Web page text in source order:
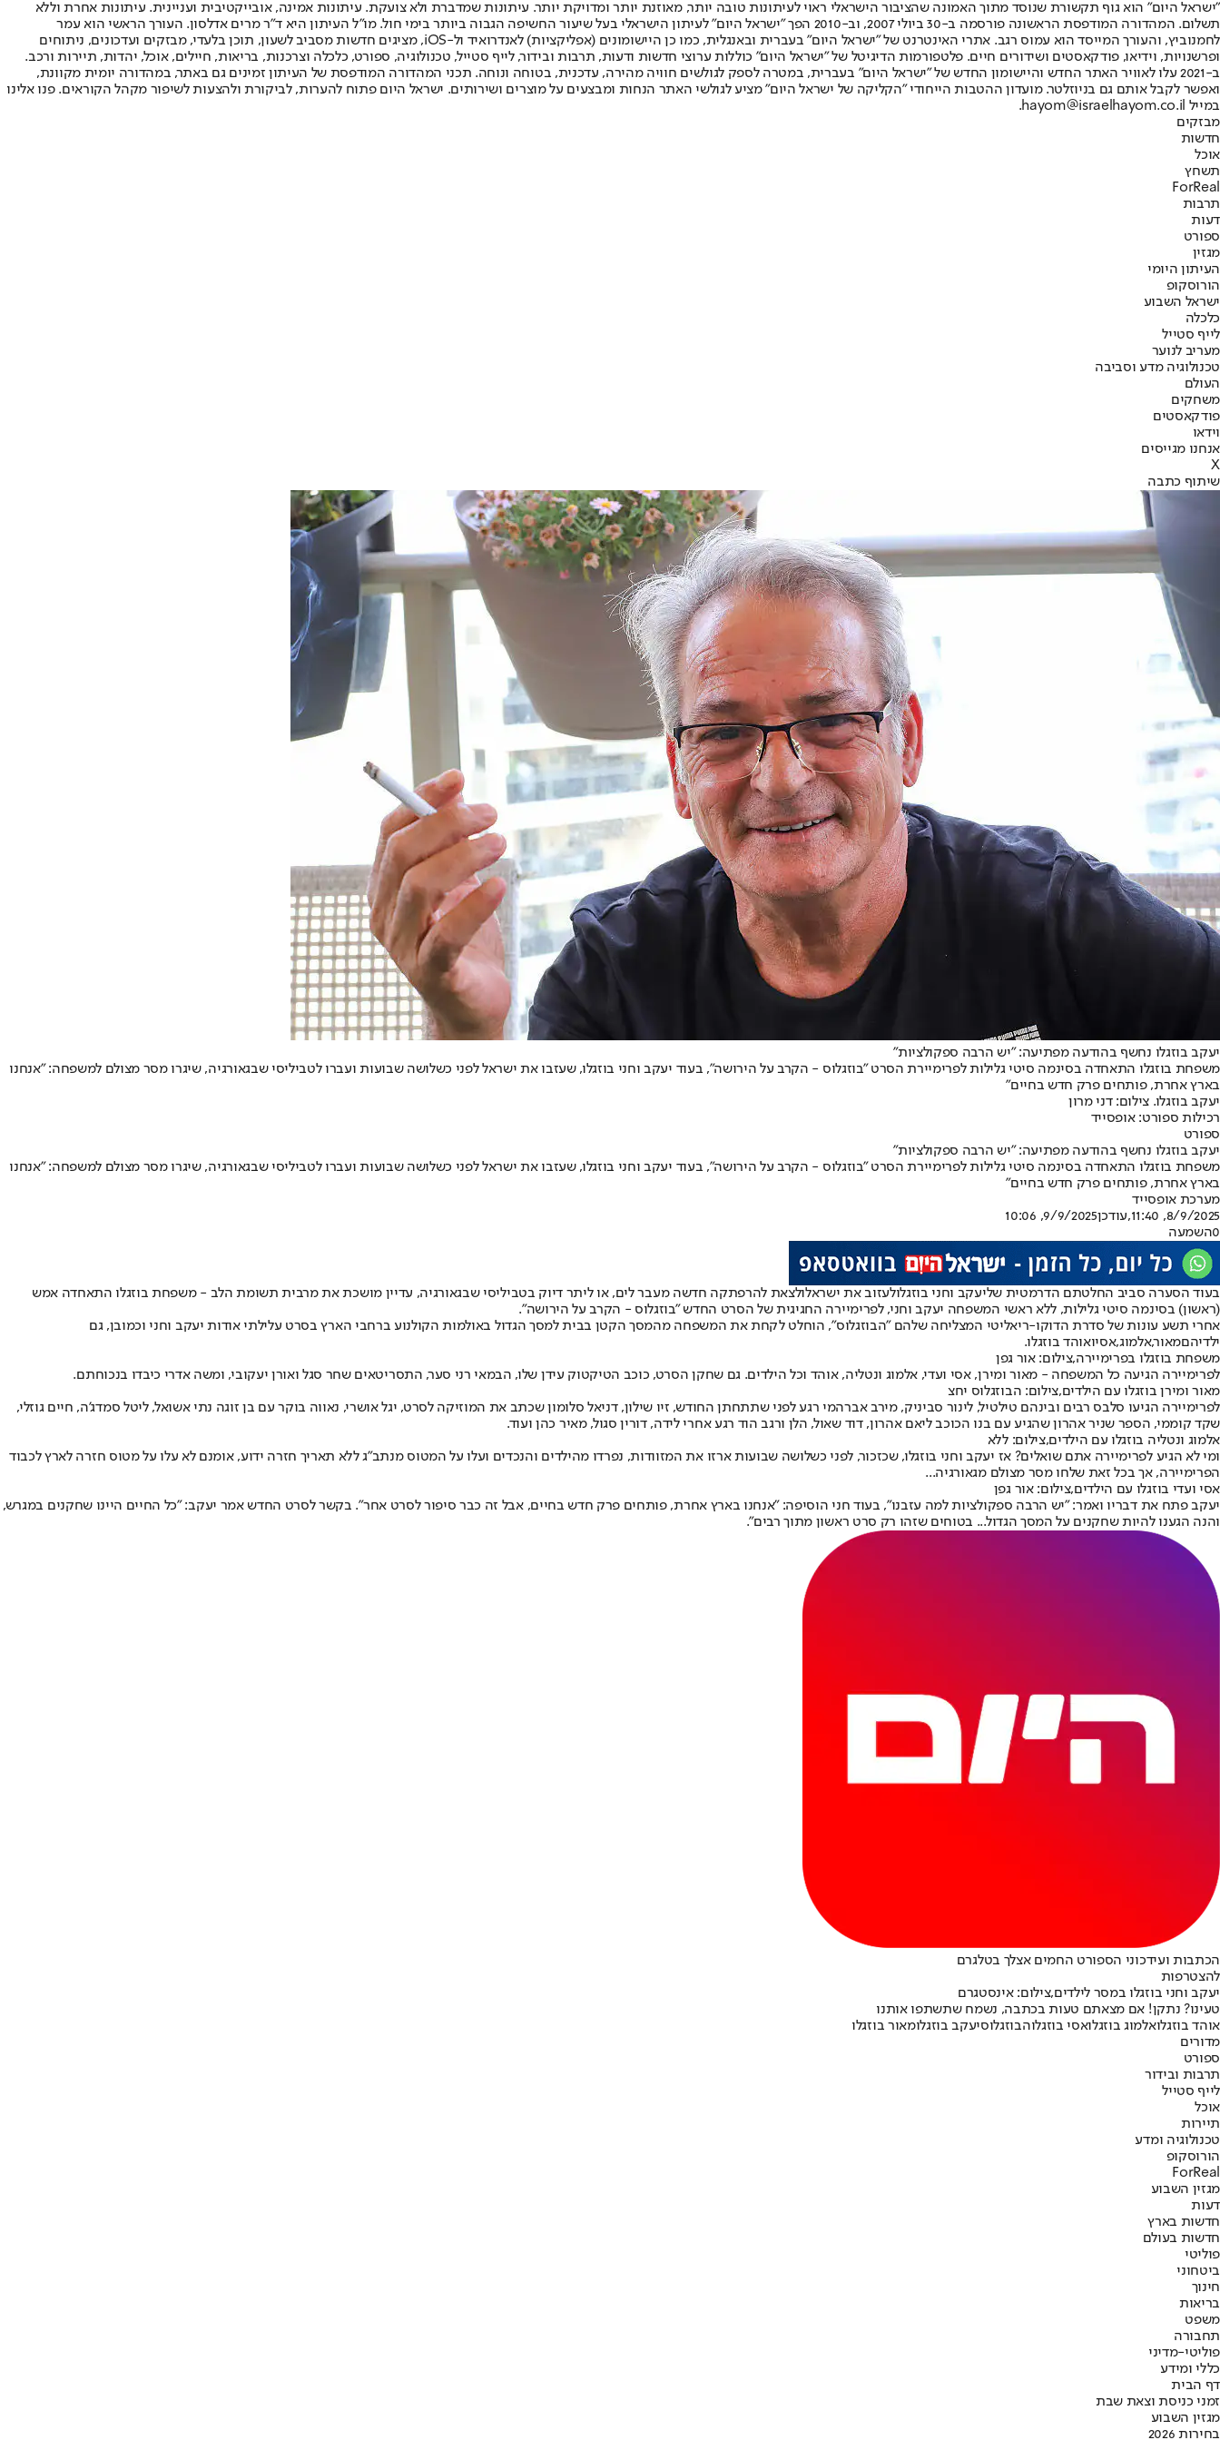
"ישראל היום" הוא גוף תקשורת שנוסד מתוך האמונה שהציבור הישראלי ראוי לעיתונות טובה יותר, מאוזנת יותר ומדויקת יותר. עיתונות שמדברת ולא צועקת. עיתונות אמינה, אובייקטיבית ועניינית. עיתונות אחרת וללא
תשלום. המהדורה המודפסת הראשונה פורסמה ב-30 ביולי 2007, וב-2010 הפך "ישראל היום" לעיתון הישראלי בעל שיעור החשיפה הגבוה ביותר בימי חול. מו"ל העיתון היא ד"ר מרים אדלסון. העורך הראשי הוא עמר
לחמנוביץ, והעורך המייסד הוא עמוס רגב. אתרי האינטרנט של "ישראל היום" בעברית ובאנגלית, כמו כן היישומונים (אפליקציות) לאנדרואיד ול-iOS, מציגים חדשות מסביב לשעון, תוכן בלעדי, מבזקים ועדכונים, ניתוחים
ופרשנויות, וידיאו, פודקאסטים ושידורים חיים. פלטפורמות הדיגיטל של "ישראל היום" כוללות ערוצי חדשות ודעות, תרבות ובידור, לייף סטייל, טכנולוגיה, ספורט, כלכלה וצרכנות, בריאות, חיילים, אוכל, יהדות, תיירות ורכב.
ב-2021 עלו לאוויר האתר החדש והיישומון החדש של "ישראל היום" בעברית, במטרה לספק לגולשים חוויה מהירה, עדכנית, בטוחה ונוחה. תכני המהדורה המודפסת של העיתון זמינים גם באתר, במהדורה יומית מקוונת,
ואפשר לקבל אותם גם בניוזלטר. מועדון ההטבות הייחודי "הקליקה של ישראל היום" מציע לגולשי האתר הנחות ומבצעים על מוצרים ושירותים. ישראל היום פתוח להערות, לביקורת ולהצעות לשיפור מקהל הקוראים. פנו אלינו
במייל hayom@israelhayom.co.il.
מבזקים
חדשות
אוכל
תשחץ
ForReal
תרבות
דעות
ספורט
מגזין
העיתון היומי
הורוסקופ
ישראל השבוע
כלכלה
לייף סטייל
מעריב לנוער
טכנולוגיה מדע וסביבה
העולם
משחקים
פודקאסטים
וידאו
אנחנו מגייסים
X
שיתוף כתבה
יעקב בוזגלו נחשף בהודעה מפתיעה: "יש הרבה ספקולציות"
משפחת בוזגלו התאחדה בסינמה סיטי גלילות לפרימיירת הסרט "בוזגלוס - הקרב על הירושה", בעוד יעקב וחני בוזגלו, שעזבו את ישראל לפני כשלושה שבועות ועברו לטביליסי שבגאורגיה, שיגרו מסר מצולם למשפחה: "אנחנו
בארץ אחרת, פותחים פרק חדש בחיים"
יעקב בוזגלו. צילום: דני מרון
רכילות ספורט: אופסייד
ספורט
יעקב בוזגלו נחשף בהודעה מפתיעה: "יש הרבה ספקולציות"
משפחת בוזגלו התאחדה בסינמה סיטי גלילות לפרימיירת הסרט "בוזגלוס - הקרב על הירושה", בעוד יעקב וחני בוזגלו, שעזבו את ישראל לפני כשלושה שבועות ועברו לטביליסי שבגאורגיה, שיגרו מסר מצולם למשפחה: "אנחנו
בארץ אחרת, פותחים פרק חדש בחיים"
מערכת אופסייד
8/9/2025, 11:40
,עודכן9/9/2025, 10:06
0השמעה
בעוד הסערה סביב החלטתם הדרמטית שליעקב וחני בוזגלולעזוב את ישראלולצאת להרפתקה חדשה מעבר לים, או ליתר דיוק בטביליסי שבגאורגיה, עדיין מושכת את מרבית תשומת הלב - משפחת בוזגלו התאחדה אמש
(ראשון) בסינמה סיטי גלילות, ללא ראשי המשפחה יעקב וחני, לפרימיירה החגיגית של הסרט החדש "בוזגלוס - הקרב על הירושה".
אחרי תשע עונות של סדרת הדוקו-ריאליטי המצליחה שלהם "הבוזגלוס", הוחלט לקחת את המשפחה מהמסך הקטן בבית למסך הגדול באולמות הקולנוע ברחבי הארץ בסרט עלילתי אודות יעקב וחני וכמובן, גם
ילדיהםמאור,אלמוג,אסיואוהד בוזגלו.
משפחת בוזגלו בפרימיירה,צילום: אור גפן
לפרימיירה הגיעה כל המשפחה - מאור ומירן, אסי ועדי, אלמוג ונטליה, אוהד וכל הילדים. גם שחקן הסרט, כוכב הטיקטוק עידן שלו, הבמאי רני סער, התסריטאים שחר סגל ואורן יעקובי, ומשה אדרי כיבדו בנכוחתם.
מאור ומירן בוזגלו עם הילדים,צילום: הבוזגלוס יחצ
לפרימיירה הגיעו סלבס רבים ובינהם טילטיל, לינור סביניק, מירב אברהמי רגע לפני שתתחתן החודש, זיו שילון, דניאל סלומון שכתב את המוזיקה לסרט, יגל אושרי, נאווה בוקר עם בן זוגה נתי אשואל, ליטל סמדג'ה, חיים גוזלי,
שקד קוממי, הספר שניר אהרון שהגיע עם בנו הכוכב ליאם אהרון, דוד שאול, הלן ורגב הוד רגע אחרי לידה, דורין סגול, מאיר כהן ועוד.
אלמוג ונטליה בוזגלו עם הילדים,צילום: ללא
ומי לא הגיע לפרימיירה אתם שואלים? אז יעקב וחני בוזגלו, שכזכור, לפני כשלושה שבועות ארזו את המזוודות, נפרדו מהילדים והנכדים ועלו על המטוס מנתב"ג ללא תאריך חזרה ידוע, אומנם לא עלו על מטוס חזרה לארץ לכבוד
הפרימיירה, אך בכל זאת שלחו מסר מצולם מגאורגיה...
אסי ועדי בוזגלו עם הילדים,צילום: אור גפן
יעקב פתח את דבריו ואמר: "יש הרבה ספקולציות למה עזבנו", בעוד חני הוסיפה: "אנחנו בארץ אחרת, פותחים פרק חדש בחיים, אבל זה כבר סיפור לסרט אחר". בקשר לסרט החדש אמר יעקב: "כל החיים היינו שחקנים במגרש,
והנה הגענו להיות שחקנים על המסך הגדול... בטוחים שזהו רק סרט ראשון מתוך רבים".
הכתבות ועידכוני הספורט החמים אצלך בטלגרם
להצטרפות
יעקב וחני בוזגלו במסר לילדים,צילום: אינסטגרם
טעינו? נתקן! אם מצאתם טעות בכתבה, נשמח שתשתפו אותנו
אוהד בוזגלואלמוג בוזגלואסי בוזגלוהבוזגלוסיעקב בוזגלומאור בוזגלו
מדורים
ספורט
תרבות ובידור
לייף סטייל
אוכל
תיירות
טכנולוגיה ומדע
הורוסקופ
ForReal
מגזין השבוע
דעות
חדשות בארץ
חדשות בעולם
פוליטי
ביטחוני
חינוך
בריאות
משפט
תחבורה
פוליטי-מדיני
כללי ומידע
דף הבית
זמני כניסת וצאת שבת
מגזין השבוע
בחירות 2026